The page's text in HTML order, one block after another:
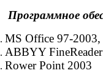
Программное
MS Office 97-2003,
ABBYY
Rower Point 2003